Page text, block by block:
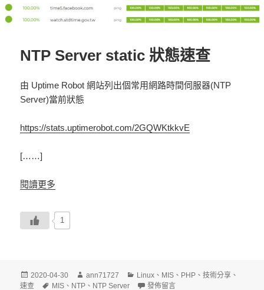
NTP Server static 狀態速查
由 Uptime Robot 網站列出個常用網路時間伺服器(NTP
Server)當前狀態
https://stats.uptimerobot.com/2GQWKtkkvE
[……]
閱讀更多
1
發
佈
2020-04-30
作
者
ann71727
分
類
Linux 、 MIS 、 PHP 、技術分享 、
速查
標
MIS 、 NTP 、 NTP Server 在〈NTP Server static 狀態速查〉
發佈留言